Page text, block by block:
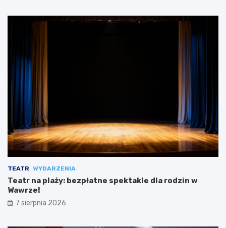
TEATR WYDARZENIA
Teatr na plaży: bezpłatne spektakle dla rodzin w
Wawrze!
7 sierpnia 2026